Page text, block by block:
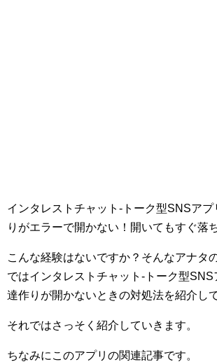
インタレストチャット-トーク型SNSア
りがエラーで開かない！開いてもすぐ落
こんな経験はないですか？そんなアナタ
ではインタレストチャット-トーク型
達作りが開かないときの対処法を紹介し
それではさっそく紹介していきます。
ちなみにこのアプリの関連記事です。